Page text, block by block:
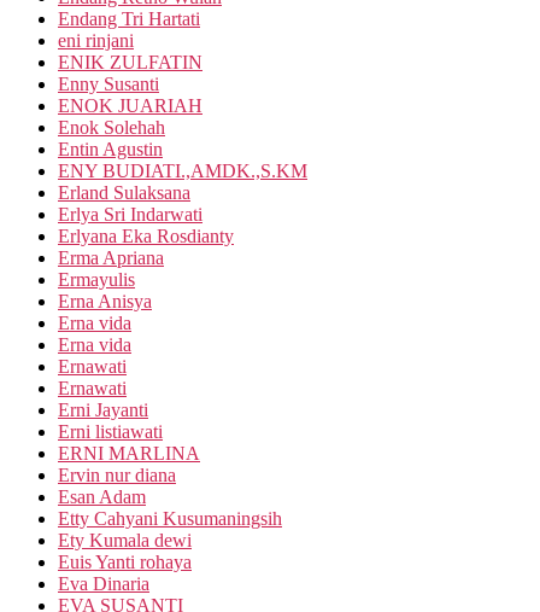
Endang Tri Hartati
eni rinjani
ENIK ZULFATIN
Enny Susanti
ENOK JUARIAH
Enok Solehah
Entin Agustin
ENY BUDIATI.,AMDK.,S.KM
Erland Sulaksana
Erlya Sri Indarwati
Erlyana Eka Rosdianty
Erma Apriana
Ermayulis
Erna Anisya
Erna vida
Erna vida
Ernawati
Ernawati
Erni Jayanti
Erni listiawati
ERNI MARLINA
Ervin nur diana
Esan Adam
Etty Cahyani Kusumaningsih
Ety Kumala dewi
Euis Yanti rohaya
Eva Dinaria
EVA SUSANTI